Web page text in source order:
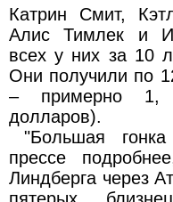
Катрин Смит,
Алис Тимлек и
всех у них за 10
Они получили по
– примерно 1,
долларов).
"Большая
прессе
Линдберга через